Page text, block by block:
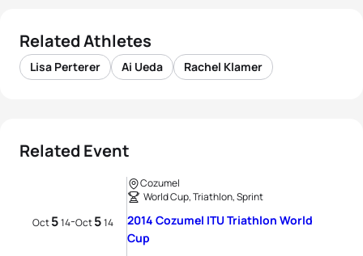
Related Athletes
Lisa Perterer Ai Ueda Rachel Klamer
Related Event
Oct514-Oct514
Cozumel
World Cup, Triathlon, Sprint
2014 Cozumel ITU Triathlon World
Cup